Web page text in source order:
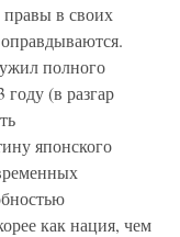
в своих
полного
(в разгар
японского
как нация, чем